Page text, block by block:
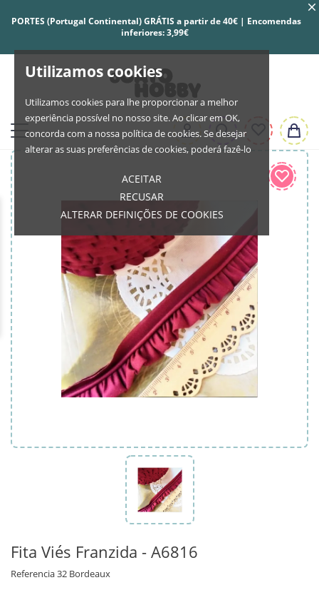
Utilizamos cookies
Utilizamos cookies para lhe proporcionar a melhor
experiência possível no nosso site. Ao clicar em OK,
concorda com a nossa política de cookies. Se desejar
alterar as suas preferências de cookies, poderá fazê-lo
ACEITAR
RECUSAR
ALTERAR DEFINIÇÕES DE COOKIES
PORTES (Portugal Continental) GRÁTIS a partir de 40€ | Encomendas
inferiores: 3,99€
Fita Viés Franzida - A6816
Referencia32 Bordeaux